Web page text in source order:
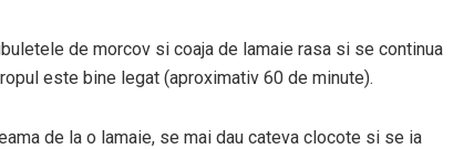
de morcov si coaja de lamaie rasa si se continua
este bine legat (aproximativ 60 de minute).
de la o lamaie, se mai dau cateva clocote si se ia